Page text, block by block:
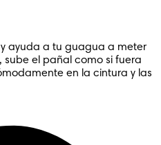
ayuda a tu guagua a meter
sube el pañal como si fuera
en la cintura y las